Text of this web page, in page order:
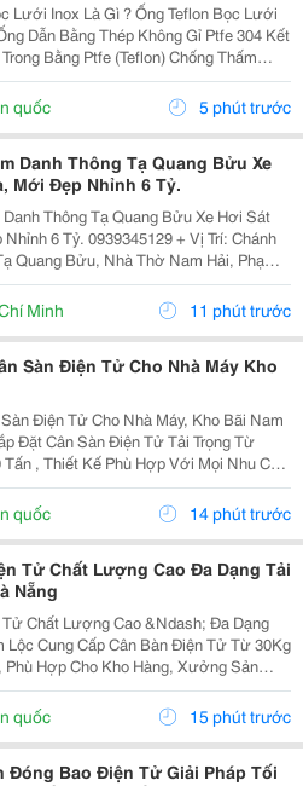
Côn Lõm-Ống Mềm Ptfe Kết Nối
Ống Mềm Ptfe Kết Nối Ren
Là Gì ? Ống Teflon Bọc Lưới
Dẫn Bằng Thép Không Gỉ Ptfe 304 Kết
Bằng Ptfe (Teflon) Chống Thấm
Lớp Vỏ Ngoài Bện Bằng Thép Không Gỉ
Khả Năng Chịu Áp Lực Và...
quốc 5 phút trước
Danh Thông Tạ Quang Bửu Xe
Mới Đẹp Nhỉnh 6 Tỷ.
Thông Tạ Quang Bửu Xe Hơi Sát
6 Tỷ. 0939345129 + Vị Trí: Chánh
Quang Bửu, Nhà Thờ Nam Hải, Phạm
Thanh Loan... Sát Cầu Nguyễn Tri
Chợ, Trường Học
Minh 11 phút trước
Sàn Điện Tử Cho Nhà Máy Kho
Điện Tử Cho Nhà Máy, Kho Bãi Nam
Đặt Cân Sàn Điện Tử Tải Trọng Từ
, Thiết Kế Phù Hợp Với Mọi Nhu Cầu
Và Logistics. Cam Kết Khung
Cân Chắc Chắn. Loadcell Chính Hãng. ...
quốc 14 phút trước
Tử Chất Lượng Cao Đa Dạng Tải
Nẵng
Chất Lượng Cao &Ndash; Đa Dạng
Phù Hợp Cho Kho Hàng, Xưởng Sản
Hàng Và Doanh Nghiệp. Ưu Điểm
✔️ Kết Quả Cân Nhanh Và Chính Xác. ✔️ Mặt...
quốc 15 phút trước
Đóng Bao Điện Tử Giải Pháp Tối